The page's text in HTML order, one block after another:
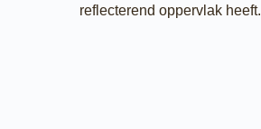
reflecterend oppervlak heeft.